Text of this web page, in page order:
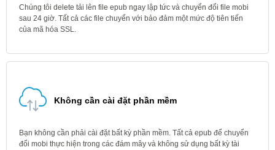
Chúng tôi delete tải lên file epub ngay lập tức và chuyển đổi file mobi
sau 24 giờ. Tất cả các file chuyển với bảo đảm một mức độ tiên tiến
của mã hóa SSL.
Không cần cài đặt phần mềm
Bạn không cần phải cài đặt bất kỳ phần mềm. Tất cả epub để chuyển
đổi mobi thực hiện trong các đám mây và không sử dụng bất kỳ tài